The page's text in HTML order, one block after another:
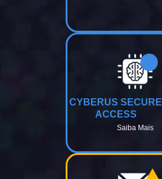
CYBERUS SECURE
ACCESS
Saiba Mais